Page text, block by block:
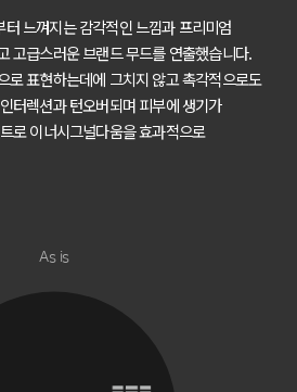
느껴지는 감각적인 느낌과 프리미엄
고급스러운 브랜드 무드를 연출했습니다.
로 표현하는데에 그치지 않고 촉각적으로도
터렉션과턴오버되며 피부에 생기가
로 이너시그널다움을 효과적으로
As is